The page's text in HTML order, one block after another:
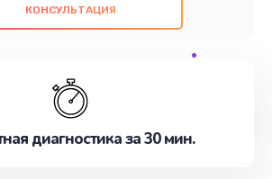
работ. Наша цель - предоставить
удовлетворяя их потребности
Не медлите записаться на
КОНСУЛЬТАЦИЯ
диагностика за 30 мин.